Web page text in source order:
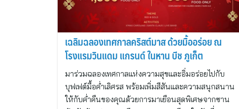
เฉลิมฉลองเทศกาลคริสต์มาส ด้วยมื้ออร่อย ณ
โรงแรมวินแดม แกรนด์ ในหาน บีช ภูเก็ต
มาร่วมฉลองเทศกาลแห่งความสุขและอิ่มอร่อยไปกับ
บุฟเฟต์มื้อค่ำเลิศรส พร้อมเพิ่มสีสันและความสนุกสนาน
ให้กับค่ำคืนของคุณด้วยการมาเยือนสุดพิเศษจากซาน